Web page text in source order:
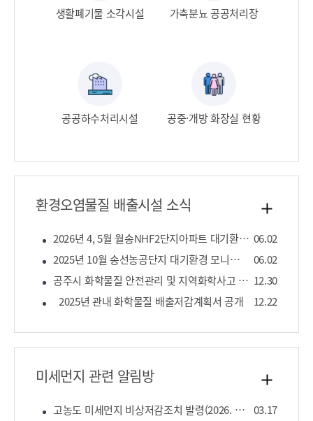
생활폐기물 소각시설​
공공하수처리시설​
가축분뇨 공공처리장​
공중·개방 화장실 현황​
환경오염물질 배출시설 소식
2026년 4, 5월 월송NHF2단지아파트 대기환경 모니터링 결과 06.02
2025년 10월 송선농공단지 대기환경 모니터링 결과
06.02
공주시 화학물질 안전관리 및 지역화학사고 대응계획 수립보고서 12.30
2025년 관내 화학물질 배출저감계획서 공개
12.22
미세먼지 관련 알림방
고농도 미세먼지 비상저감조치 발령(2026. 3. 17.)
03.17